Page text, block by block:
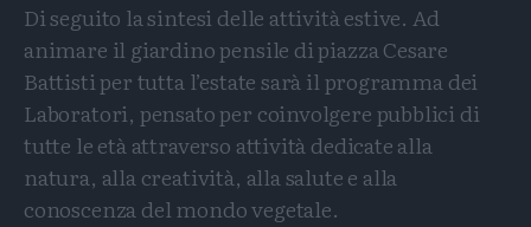
Di seguito la sintesi delle attività estive. Ad
animare il giardino pensile di piazza Cesare
Battisti per tutta l’estate sarà il programma dei
Laboratori, pensato per coinvolgere pubblici di
tutte le età attraverso attività dedicate alla
natura, alla creatività, alla salute e alla
conoscenza del mondo vegetale.